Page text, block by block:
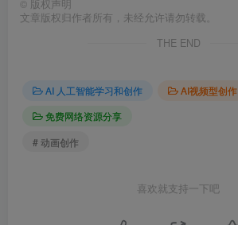
© 版权声明
文章版权归作者所有，未经允许请勿转载。
THE END
AI 人工智能学习和创作
AI视频型创作
免费网络资源分享
# 动画创作
喜欢就支持一下吧